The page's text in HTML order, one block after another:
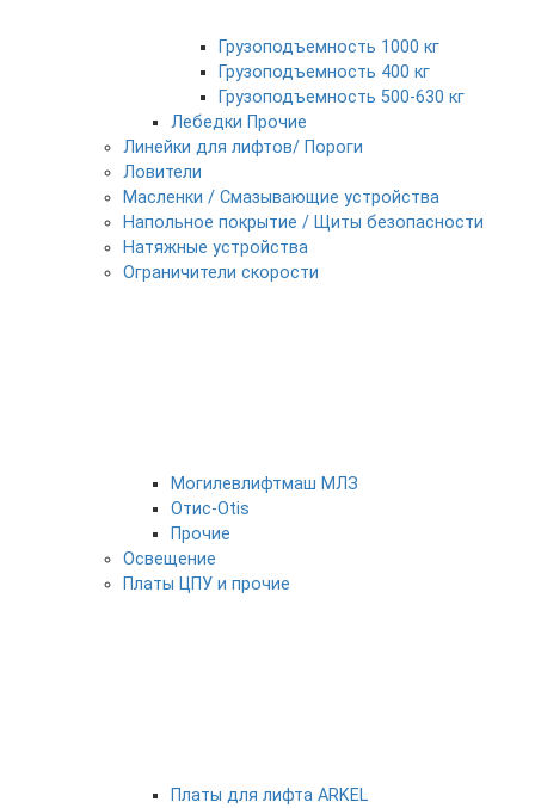
Грузоподъемность 1000 кг
Грузоподъемность 400 кг
Грузоподъемность 500-630 кг
Лебедки Прочие
Линейки для лифтов/ Пороги
Ловители
Масленки / Смазывающие устройства
Напольное покрытие / Щиты безопасности
Натяжные устройства
Ограничители скорости
Могилевлифтмаш МЛЗ
Отис-Otis
Прочие
Освещение
Платы ЦПУ и прочие
Платы для лифта ARKEL